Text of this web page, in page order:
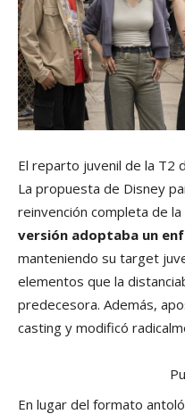
El reparto juvenil de la T2
La propuesta de Disney
reinvención completa de la
versión adoptaba un
manteniendo su target
elementos que la
predecesora. Además,
casting y modificó
En lugar del formato